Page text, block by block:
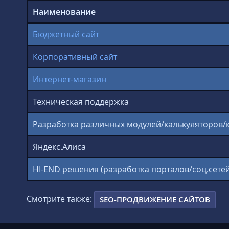
Наименование
Бюджетный сайт
Корпоративный сайт
Интернет-магазин
Техническая поддержка
Разработка различных модулей/
Яндекс.Алиса
HI-END решения (разработка порталов/
Смотрите также: SEO-ПРОДВИЖЕНИЕ САЙТОВ